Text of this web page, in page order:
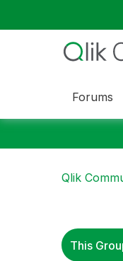
Forums
Qlik